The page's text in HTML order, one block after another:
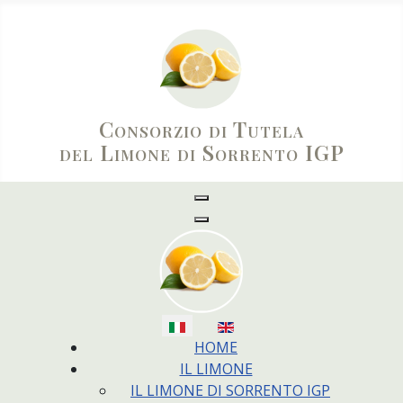
Consorzio di Tutela
del Limone di Sorrento IGP
Seleziona la tua lingua
HOME
IL LIMONE
IL LIMONE DI SORRENTO IGP